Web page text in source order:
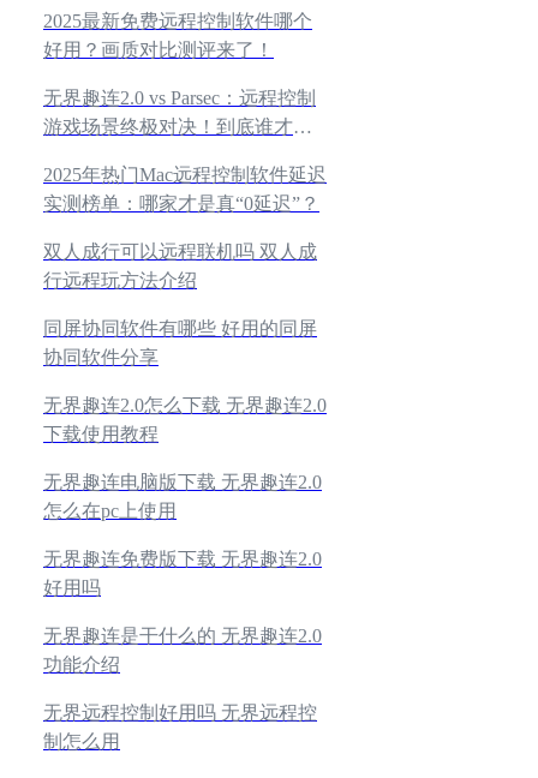
2025最新免费远程控制软件哪个
好用？画质对比测评来了！
无界趣连2.0 vs Parsec：远程控制
游戏场景终极对决！到底谁才是
2025年热门Mac远程控制软件延迟
实测榜单：哪家才是真“0延迟”？
双人成行可以远程联机吗 双人成
行远程玩方法介绍
同屏协同软件有哪些 好用的同屏
协同软件分享
无界趣连2.0怎么下载 无界趣连2.0
下载使用教程
无界趣连电脑版下载 无界趣连2.0
怎么在pc上使用
无界趣连免费版下载 无界趣连2.0
好用吗
无界趣连是干什么的 无界趣连2.0
功能介绍
无界远程控制好用吗 无界远程控
制怎么用